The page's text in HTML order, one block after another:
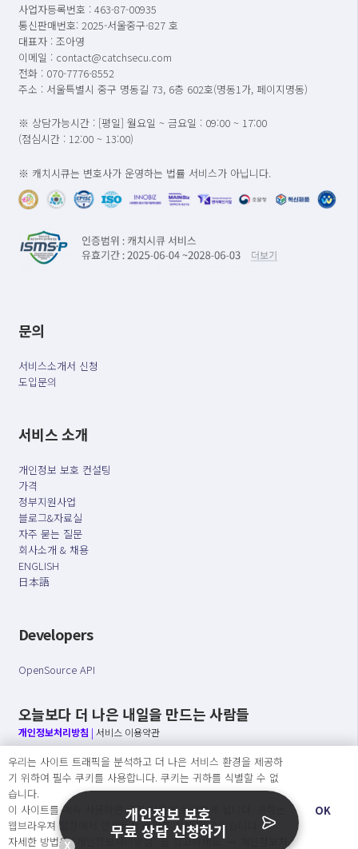
사업자등록번호 : 463-87-00935
통신판매번호: 2025-서울중구-827 호
대표자 : 조아영
이메일 : contact@catchsecu.com
전화 : 070-7776-8552
주소 : 서울특별시 중구 명동길 73, 6층 602호(명동1가, 페이지명동)
※ 상담가능시간 : [평일] 월요일 ~ 금요일 : 09:00 ~ 17:00
(점심시간 : 12:00 ~ 13:00)
※ 캐치시큐는 변호사가 운영하는 법률 서비스가 아닙니다.
문의
서비스소개서 신청
도입문의
서비스 소개
개인정보 보호 컨설팅
가격
정부지원사업
블로그&자료실
자주 묻는 질문
회사소개 & 채용
ENGLISH
日本語
Developers
OpenSource API
오늘보다 더 나은 내일을 만드는 사람들
개인정보처리방침 | 서비스 이용약관
○ 개인정보보호 컴플라이언스를 선도하겠습니다.
○ 정보주체의 권리를 보장하겠습니다.
○ 기업의 개인정보보호를 위한 효율적 관리를 보장하겠습니다.
우리는 사이트 트래픽을 분석하고 더 나은 서비스 환경을 제공하
기 위하여 필수 쿠키를 사용합니다. 쿠키는 귀하를 식별할 수 없
습니다.
이 사이트를 계속 사용하면 쿠키 사용에 동의하게 됩니다. 귀하는
웹브라우져 설정에서 언제든지 쿠키를 삭제 할 수있습니다.
자세한 방법은 “개인정보처리방침” 을 참고하세요. →
OK
X
개인정보 보호
무료 상담 신청하기